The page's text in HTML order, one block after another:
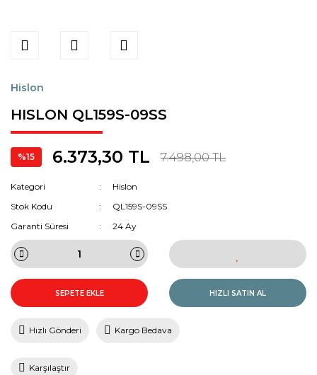
Hislon
HISLON QL159S-09SS
%15 6.373,30 TL 7.498,00 TL
Kategori
Hislon
Stok Kodu
QL159S-09SS
Garanti Süresi
24 Ay
SEPETE EKLE HIZLI SATIN AL
Hızlı Gönderi Kargo Bedava
Karşılaştır